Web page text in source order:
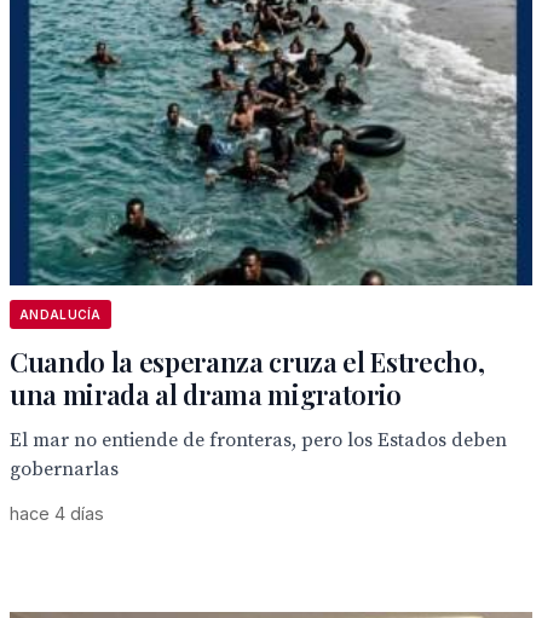
ANDALUCÍA
Cuando la esperanza cruza el Estrecho,
una mirada al drama migratorio
El mar no entiende de fronteras, pero los Estados deben
gobernarlas
hace 4 días